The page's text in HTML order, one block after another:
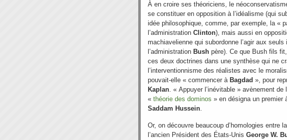
À en croire ses théoriciens, le
se constituer en opposition à l’idéalisme (qui
idée philosophique, comme, par exemple, la «
l’administration Clinton), mais aussi en
machiavelienne qui subordonne l’agir aux
l’administration Bush père). Ce que Bush fils
ces deux doctrines dans une synthèse qui ne
l’interventionnisme des réalistes avec le
pouvait-elle « commencer à Bagdad », pour
Kaplan. « Appuyer l’inévitable » avènement
« théorie des dominos » en désigna un premier
Saddam Hussein.
Or, on découvre beaucoup d’homologies entre
l’ancien Président des États-Unis George W.